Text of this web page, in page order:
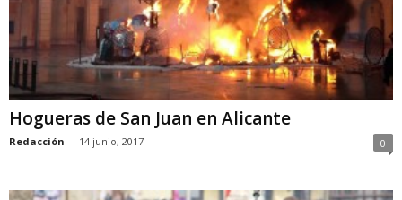
Hogueras de San Juan en Alicante
Redacción - 14 junio, 2017 0